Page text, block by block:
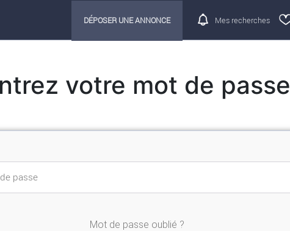
DÉPOSER UNE ANNONCE Mes recherches
votre mot de passe
Mot de passe oublié ?